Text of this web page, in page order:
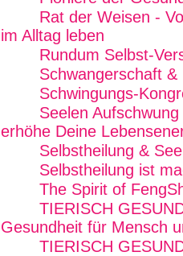
Rat der Weisen -
im Alltag leben
Rundum Selbst-
Schwangerschaft &
Schwingungs-
Seelen
erhöhe Deine
Selbstheilung &
Selbstheilung ist
The Spirit of
TIERISCH
Gesundheit für Mensch
TIERISCH